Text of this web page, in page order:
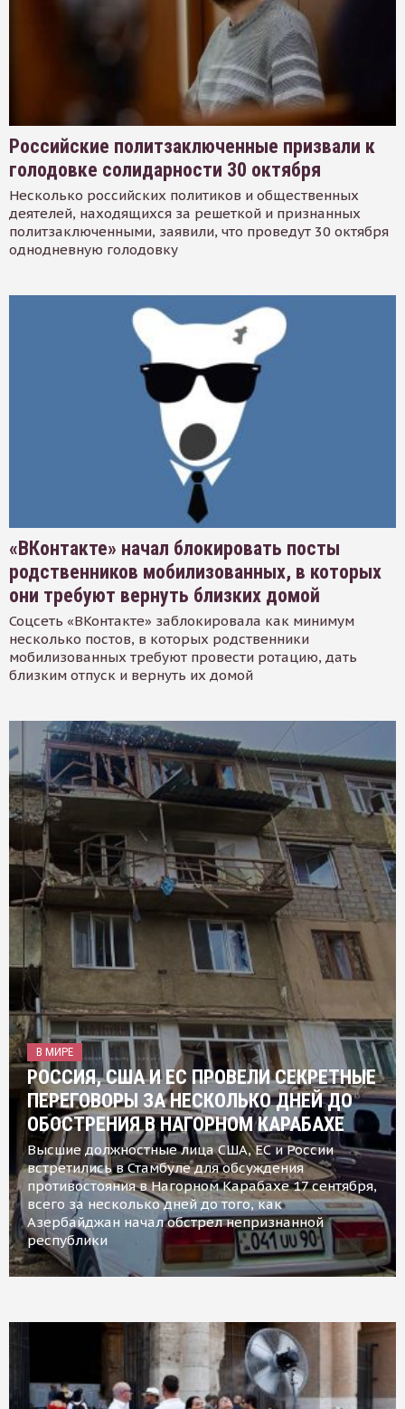
Российские политзаключенные призвали к
голодовке солидарности 30 октября
Несколько российских политиков и общественных
деятелей, находящихся за решеткой и признанных
политзаключенными, заявили, что проведут 30 октября
однодневную голодовку
«ВКонтакте» начал блокировать посты
родственников мобилизованных, в которых
они требуют вернуть близких домой
Соцсеть «ВКонтакте» заблокировала как минимум
несколько постов, в которых родственники
мобилизованных требуют провести ротацию, дать
близким отпуск и вернуть их домой
В МИРЕ
РОССИЯ, США И ЕС ПРОВЕЛИ СЕКРЕТНЫЕ
ПЕРЕГОВОРЫ ЗА НЕСКОЛЬКО ДНЕЙ ДО
ОБОСТРЕНИЯ В НАГОРНОМ КАРАБАХЕ
Высшие должностные лица США, ЕС и России
встретились в Стамбуле для обсуждения
противостояния в Нагорном Карабахе 17 сентября,
всего за несколько дней до того, как
Азербайджан начал обстрел непризнанной
республики